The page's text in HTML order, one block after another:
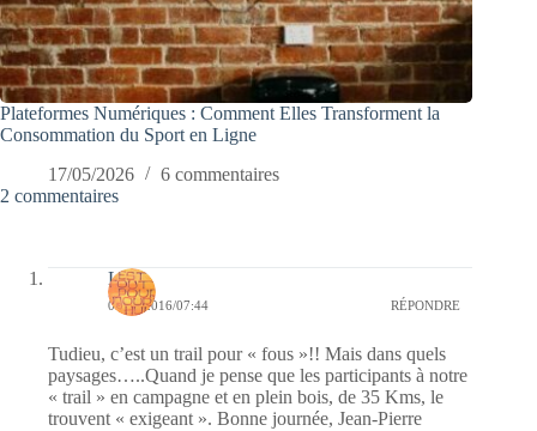
Plateformes Numériques : Comment Elles Transforment la
Consommation du Sport en Ligne
17/05/2026
6 commentaires
2 commentaires
Laret
06/10/2016/07:44 RÉPONDRE
Tudieu, c’est un trail pour « fous »!! Mais dans quels
paysages…..Quand je pense que les participants à notre
« trail » en campagne et en plein bois, de 35 Kms, le
trouvent « exigeant ». Bonne journée, Jean-Pierre